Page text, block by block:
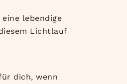
lebendige
Lichtlauf
dich, wenn